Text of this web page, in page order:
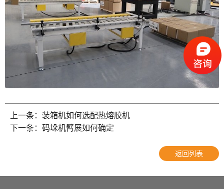
上一条：装箱机如何选配热熔胶机
下一条：码垛机臂展如何确定
返回列表
如何正确操作封箱机
2025-06-04